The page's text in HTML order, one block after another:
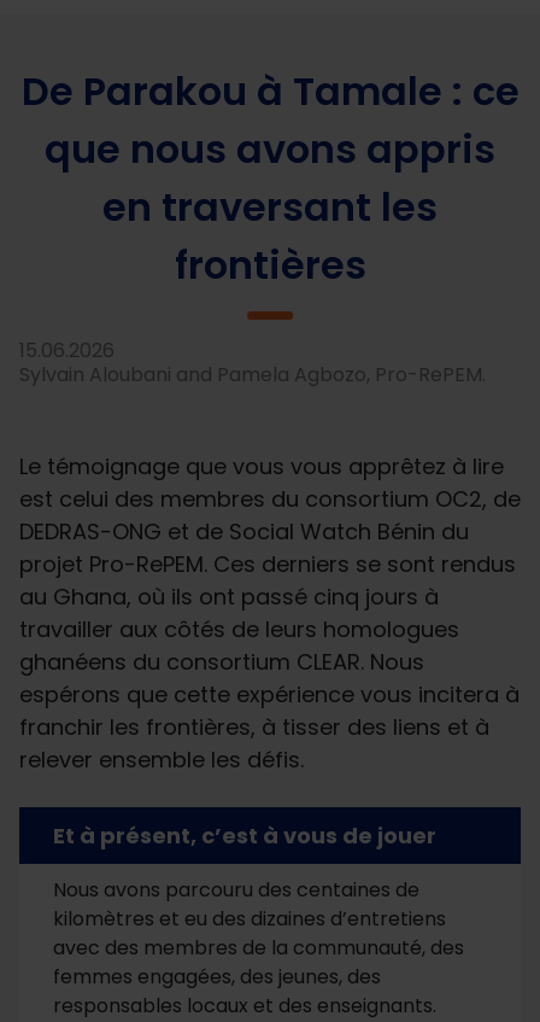
De Parakou à Tamale : ce
que nous avons appris
en traversant les
frontières
15.06.2026
Sylvain Aloubani and Pamela Agbozo, Pro-RePEM.
Le témoignage que vous vous apprêtez à lire
est celui des membres du consortium OC2, de
DEDRAS-ONG et de Social Watch Bénin du
projet Pro-RePEM. Ces derniers se sont rendus
au Ghana, où ils ont passé cinq jours à
travailler aux côtés de leurs homologues
ghanéens du consortium CLEAR. Nous
espérons que cette expérience vous incitera à
franchir les frontières, à tisser des liens et à
relever ensemble les défis.
Et à présent, c’est à vous de jouer
Nous avons parcouru des centaines de
kilomètres et eu des dizaines d’entretiens
avec des membres de la communauté, des
femmes engagées, des jeunes, des
responsables locaux et des enseignants.